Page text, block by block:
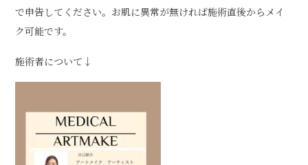
で申告してください。お肌に異常が無ければ施術直後からメイ
ク可能です。
施術者について↓